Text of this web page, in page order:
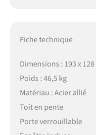
Fiche technique
Dimensions : 193 x 128
Poids : 46,5 kg
Matériau : Acier allié
Toit en pente
Porte verrouillable